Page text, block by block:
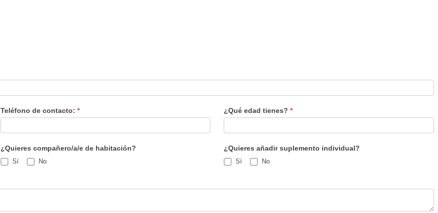
Teléfono de contacto: * ¿Qué edad tienes? *
¿Quieres compañero/a/e de habitación?
Sí No
¿Quieres añadir suplemento individual?
Sí No